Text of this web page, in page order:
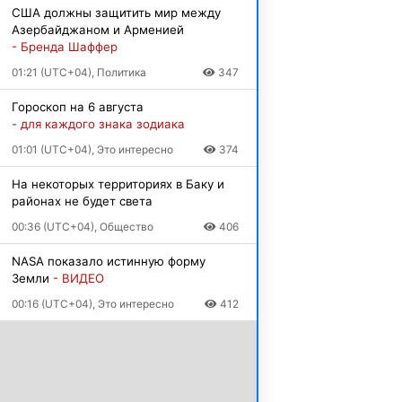
США должны защитить мир между
Азербайджаном и Арменией
- Бренда Шаффер
01:21 (UTC+04), Политика 347
Гороскоп на 6 августа
- для каждого знака зодиака
01:01 (UTC+04), Это интересно 374
На некоторых территориях в Баку и
районах не будет света
00:36 (UTC+04), Общество 406
NASA показало истинную форму
Земли - ВИДЕО
00:16 (UTC+04), Это интересно 412